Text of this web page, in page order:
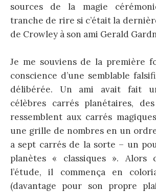
sources de la magie
tranche de rire si c’était la
de Crowley à son ami Gerald
Je me souviens de la première
conscience d’une semblable
délibérée. Un ami avait fait
célèbres carrés planétaires,
ressemblent aux carrés
une grille de nombres en un
a sept carrés de la sorte – un
planètes « classiques ». Alors
l’étude, il commença en
(davantage pour son propre